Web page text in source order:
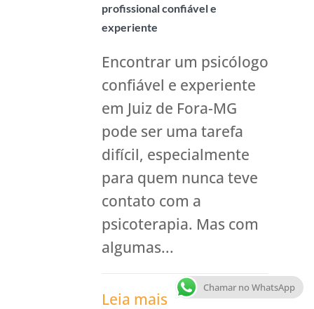
profissional confiável e
experiente
Encontrar um psicólogo
confiável e experiente
em Juiz de Fora-MG
pode ser uma tarefa
difícil, especialmente
para quem nunca teve
contato com a
psicoterapia. Mas com
algumas...
Leia mais
Chamar no WhatsApp